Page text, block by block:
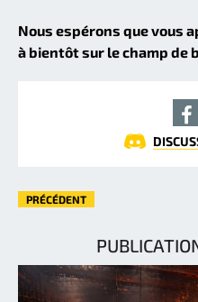
Nous espérons que vous
à bientôt sur le champ de
PRÉCÉDENT